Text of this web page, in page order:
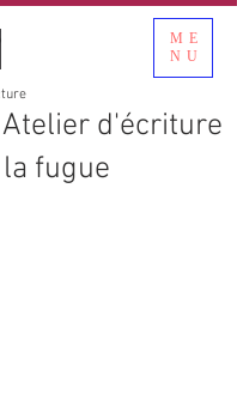
ME
NU
d'écriture
fugue